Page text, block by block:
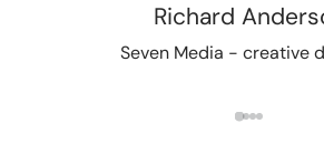
Richard
Seven Media - creative